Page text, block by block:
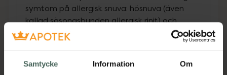
Samtycke Information Om
symtom på allergisk snuva: hösnuva (även
kallad säsongsbunden allergisk rinit) och
perenn rinit (allergi mot t ex kvalster och
Hösnuva som förekommer vid vissa tider på